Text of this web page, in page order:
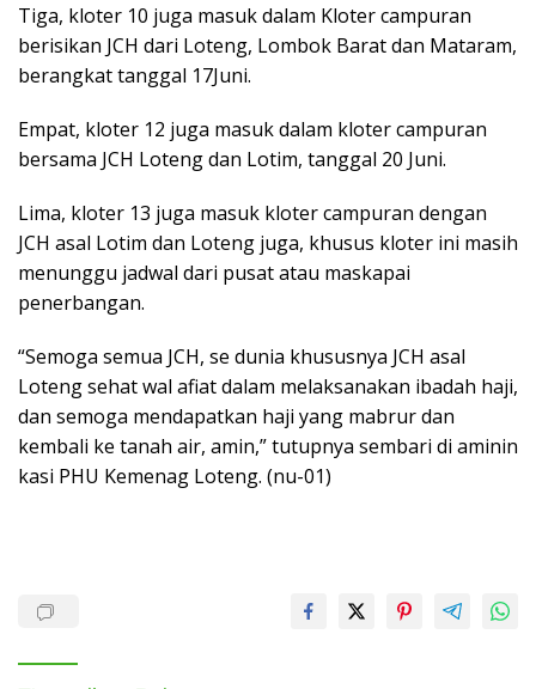
Tiga, kloter 10 juga masuk dalam Kloter campuran
berisikan JCH dari Loteng, Lombok Barat dan Mataram,
berangkat tanggal 17Juni.
Empat, kloter 12 juga masuk dalam kloter campuran
bersama JCH Loteng dan Lotim, tanggal 20 Juni.
Lima, kloter 13 juga masuk kloter campuran dengan
JCH asal Lotim dan Loteng juga, khusus kloter ini masih
menunggu jadwal dari pusat atau maskapai
penerbangan.
“Semoga semua JCH, se dunia khususnya JCH asal
Loteng sehat wal afiat dalam melaksanakan ibadah haji,
dan semoga mendapatkan haji yang mabrur dan
kembali ke tanah air, amin,” tutupnya sembari di aminin
kasi PHU Kemenag Loteng. (nu-01)